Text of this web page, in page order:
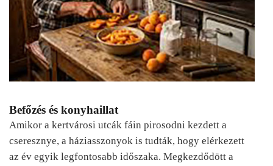
Befőzés és konyhaillat
Amikor a kertvárosi utcák fáin pirosodni kezdett a
cseresznye, a háziasszonyok is tudták, hogy elérkezett
az év egyik legfontosabb időszaka. Megkezdődött a